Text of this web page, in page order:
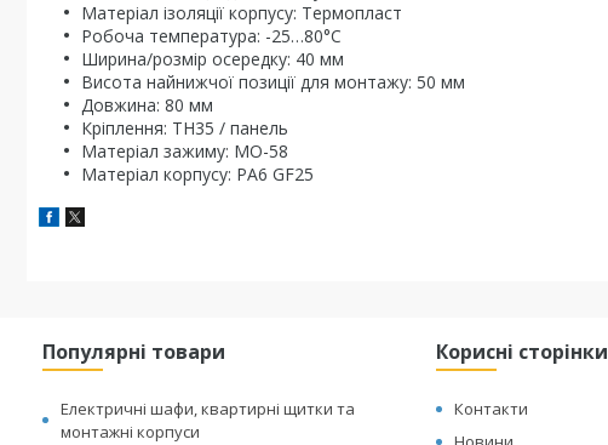
Матеріал ізоляції корпусу: Термопласт
Робоча температура: -25…80°C
Ширина/розмір осередку: 40 мм
Висота найнижчої позиції для монтажу: 50 мм
Довжина: 80 мм
Кріплення: TH35 / панель
Матеріал зажиму: MO-58
Матеріал корпусу: PA6 GF25
Популярні товари
Електричні шафи, квартирні щитки та
монтажні корпуси
Корисні сторінки
Контакти